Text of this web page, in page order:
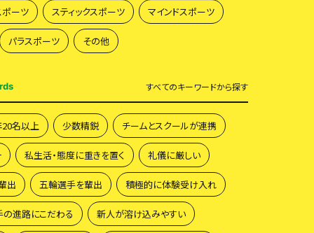
ポーツ スティックスポーツ マインドスポーツ
パラスポーツ その他
すべてのキーワードから探す
名以上 少数精鋭 チームとスクールが連携
私生活・態度に重きを置く 礼儀に厳しい
出 五輪選手を輩出 積極的に体験受け入れ
の進路にこだわる 新人が溶け込みやすい